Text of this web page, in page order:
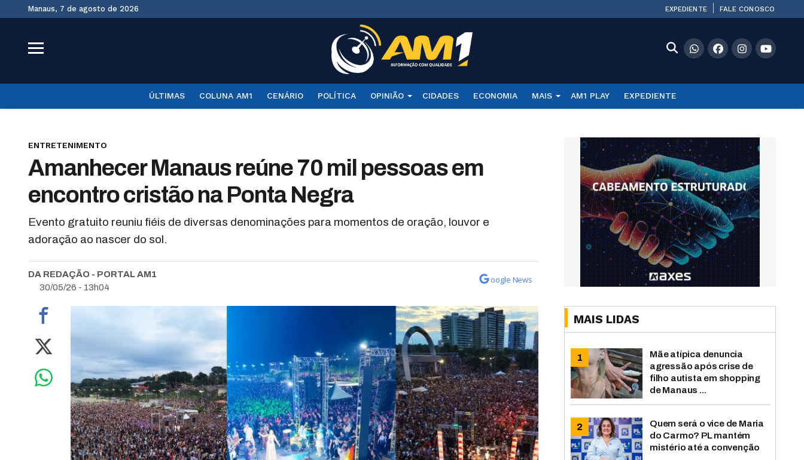
Manaus, 7 de agosto de 2026 EXPEDIENTE FALE CONOSCO
ÚLTIMAS COLUNA AM1 CENÁRIO POLÍTICA OPINIÃO CIDADES ECONOMIA MAIS AM1 PLAY EXPEDIENTE
ENTRETENIMENTO
Amanhecer Manaus reúne 70 mil pessoas em
encontro cristão na Ponta Negra
Evento gratuito reuniu fiéis de diversas denominações para momentos de oração, louvor e
adoração ao nascer do sol.
DA REDAÇÃO - PORTAL AM1
30/05/26 - 13h04
oogle News
MAIS LIDAS
Mãe atípica denuncia
agressão após crise de
filho autista em shopping
de Manaus ...
Quem será o vice de Maria
do Carmo? PL mantém
mistério até a convenção